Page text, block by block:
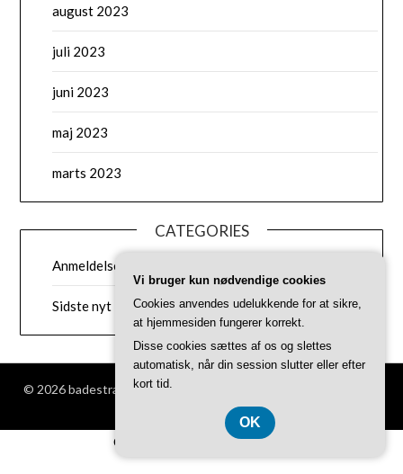
august 2023
juli 2023
juni 2023
maj 2023
marts 2023
CATEGORIES
Anmeldelser af badestrande
Sidste nyt
© 2026 badestrand.dk| Powered by
CVR-Nummer DK37407739
Vi bruger kun nødvendige cookies
Cookies anvendes udelukkende for at sikre,
at hjemmesiden fungerer korrekt.
Disse cookies sættes af os og slettes
automatisk, når din session slutter eller efter
kort tid.
OK